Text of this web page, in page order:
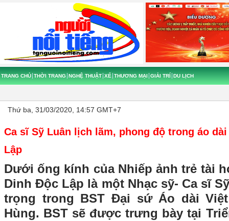
TRANG CHỦ THỜI TRANG NGHỆ THUẬT XẾ THƯƠNG MẠI GIẢI TRÍ DU LỊCH
Thứ ba, 31/03/2020, 14:57 GMT+7
Ca sĩ Sỹ Luân lịch lãm, phong độ trong áo
Lập
Dưới ống kính của Nhiếp ảnh trẻ tài
Dinh Độc Lập là một Nhạc sỹ- Ca sĩ
trọng trong BST Đại sứ Áo dài
Hùng. BST sẽ được trưng bày tại